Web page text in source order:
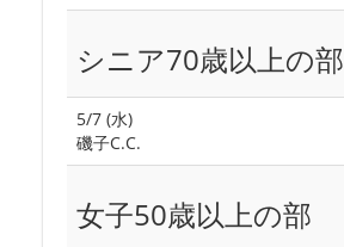
シニア70歳以上の部
5/7 (水)
磯子C.C.
女子50歳以上の部